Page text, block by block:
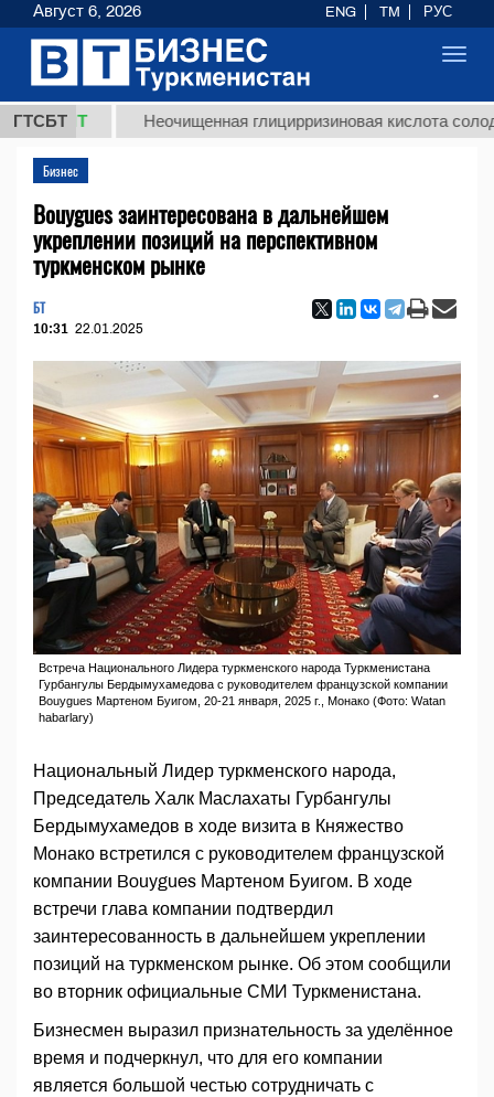
ГТСБТ Неочищенная глицирризиновая кислота солодкового
Бизнес
Bouygues заинтересована в дальнейшем
укреплении позиций на перспективном
туркменском рынке
БТ
10:31 22.01.2025
Встреча Национального Лидера туркменского народа Туркменистана
Гурбангулы Бердымухамедова с руководителем французской компании
Bouygues Мартеном Буигом, 20-21 января, 2025 г., Монако (Фото: Watan
habarlary)
Национальный Лидер туркменского народа,
Председатель Халк Маслахаты Гурбангулы
Бердымухамедов в ходе визита в Княжество
Монако встретился с руководителем французской
компании Bouygues Мартеном Буигом. В ходе
встречи глава компании подтвердил
заинтересованность в дальнейшем укреплении
позиций на туркменском рынке. Об этом сообщили
во вторник официальные СМИ Туркменистана.
Бизнесмен выразил признательность за уделённое
время и подчеркнул, что для его компании
является большой честью сотрудничать с
Август 6, 2026 ENG TM РУС